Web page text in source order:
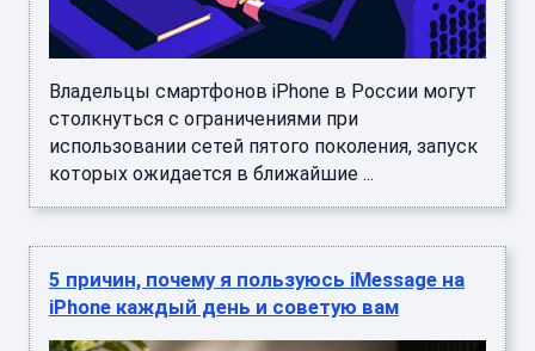
Владельцы смартфонов iPhone в России могут
столкнуться с ограничениями при
использовании сетей пятого поколения, запуск
которых ожидается в ближайшие ...
5 причин, почему я пользуюсь iMessage на
iPhone каждый день и советую вам